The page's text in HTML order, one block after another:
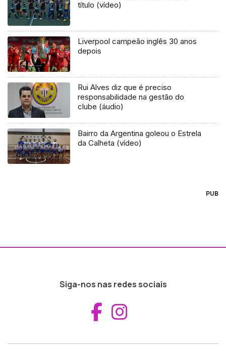
título (vídeo)
Liverpool campeão inglês 30 anos
depois
Rui Alves diz que é preciso
responsabilidade na gestão do
clube (áudio)
Bairro da Argentina goleou o Estrela
da Calheta (vídeo)
PUB
Siga-nos nas redes sociais
Aceder ao